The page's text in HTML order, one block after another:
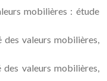
mobilières : étude
des valeurs mobilières,
des valeurs mobilières,